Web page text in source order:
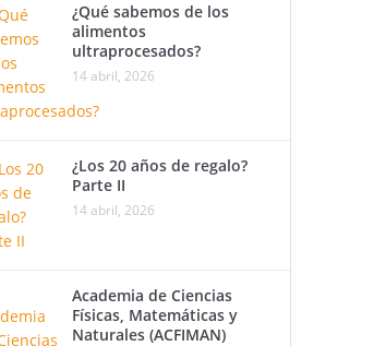
¿Qué sabemos de los
alimentos
ultraprocesados?
14 abril, 2026
¿Los 20 años de regalo?
Parte II
14 abril, 2026
Academia de Ciencias
Físicas, Matemáticas y
Naturales (ACFIMAN)